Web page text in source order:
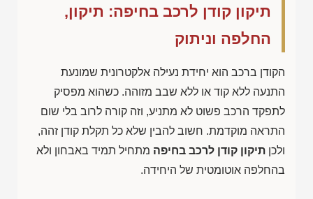
תיקון קודן לרכב בחיפה: תיקון,
החלפה וניתוק
הקודן ברכב הוא יחידת נעילה אלקטרונית שמונעת
התנעה ללא קוד או ללא שבב מזוהה. כשהוא מפסיק
לתפקד הרכב פשוט לא מתניע, וזה קורה לרוב בלי שום
התראה מוקדמת. חשוב להבין שלא כל תקלת קודן זהה,
ולכן תיקון קודן לרכב בחיפה מתחיל תמיד באבחון ולא
בהחלפה אוטומטית של היחידה.